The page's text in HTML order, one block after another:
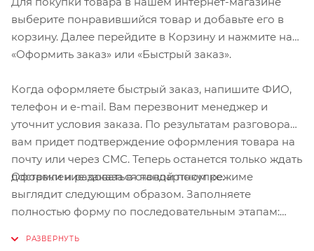
выберите понравившийся товар и добавьте его в
корзину. Далее перейдите в Корзину и нажмите на
«Оформить заказ» или «Быстрый заказ».
Когда оформляете быстрый заказ, напишите ФИО,
телефон и e-mail. Вам перезвонит менеджер и
уточнит условия заказа. По результатам разговора
вам придет подтверждение оформления товара на
почту или через СМС. Теперь останется только ждать
доставки и радоваться новой покупке.
Оформление заказа в стандартном режиме
выглядит следующим образом. Заполняете
полностью форму по последовательным этапам: